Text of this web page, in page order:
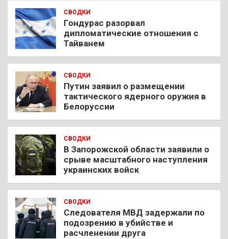
СВОДКИ
Гондурас разорвал
дипломатические отношения с
Тайванем
СВОДКИ
Путин заявил о размещении
тактического ядерного оружия в
Белоруссии
СВОДКИ
В Запорожской области заявили о
срыве масштабного наступления
украинских войск
СВОДКИ
Следователя МВД задержали по
подозрению в убийстве и
расчленении друга